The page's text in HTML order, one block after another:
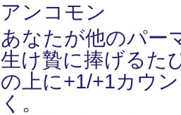
アンコモン
あなたが他のパー
生け贄に捧げるた
の上に+1/+1カウ
く。